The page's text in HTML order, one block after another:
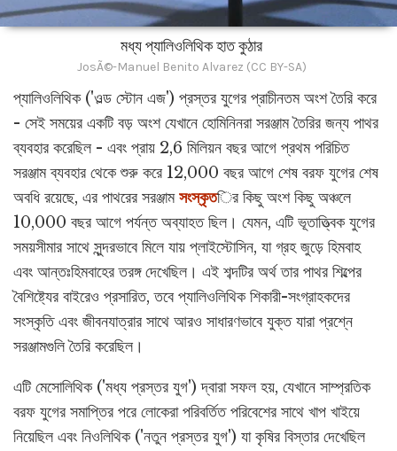
মধ্য প্যালিওলিথিক হাত কুঠার
JosÃ©-Manuel Benito Alvarez (CC BY-SA)
প্যালিওলিথিক ('ওল্ড স্টোন এজ') প্রস্তর যুগের প্রাচীনতম অংশ তৈরি করে
- সেই সময়ের একটি বড় অংশ যেখানে হোমিনিনরা সরঞ্জাম তৈরির জন্য পাথর
ব্যবহার করেছিল - এবং প্রায় 2,6 মিলিয়ন বছর আগে প্রথম পরিচিত
সরঞ্জাম ব্যবহার থেকে শুরু করে 12,000 বছর আগে শেষ বরফ যুগের শেষ
অবধি রয়েছে, এর পাথরের সরঞ্জামসংস্কৃতির কিছু অংশ কিছু অঞ্চলে
10,000 বছর আগে পর্যন্ত অব্যাহত ছিল। যেমন, এটি ভূতাত্ত্বিক যুগের
সময়সীমার সাথে সুন্দরভাবে মিলে যায় প্লাইস্টোসিন, যা গ্রহ জুড়ে হিমবাহ
এবং আন্তঃহিমবাহের তরঙ্গ দেখেছিল। এই শব্দটির অর্থ তার পাথর শিল্পের
বৈশিষ্ট্যের বাইরেও প্রসারিত, তবে প্যালিওলিথিক শিকারী-সংগ্রাহকদের
সংস্কৃতি এবং জীবনযাত্রার সাথে আরও সাধারণভাবে যুক্ত যারা প্রশ্নে
সরঞ্জামগুলি তৈরি করেছিল।
এটি মেসোলিথিক ('মধ্য প্রস্তর যুগ') দ্বারা সফল হয়, যেখানে সাম্প্রতিক
বরফ যুগের সমাপ্তির পরে লোকেরা পরিবর্তিত পরিবেশের সাথে খাপ খাইয়ে
নিয়েছিল এবং নিওলিথিক ('নতুন প্রস্তর যুগ') যা কৃষির বিস্তার দেখেছিল